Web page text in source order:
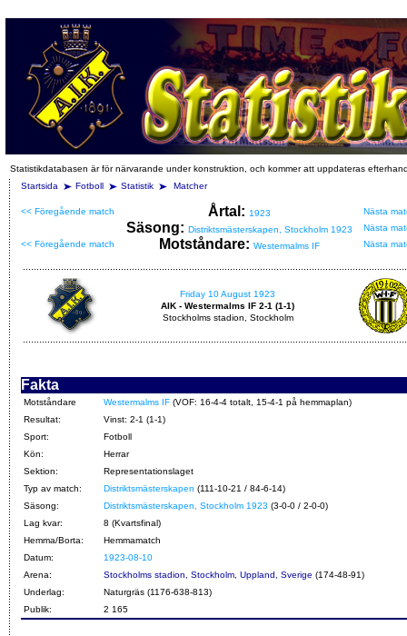
Statistikdatabasen är för närvarande under konstruktion, och kommer att uppdateras
Startsida
Fotboll Statistik Matcher
<< Föregående match Årtal: 1923 Nästa
Säsong: Distriktsmästerskapen, Stockholm 1923
Nästa
<< Föregående match
Motståndare: Westermalms IF Nästa
Friday 10 August 1923
AIK - Westermalms IF 2-1 (1-1)
Stockholms stadion, Stockholm
Fakta
Motståndare Westermalms IF (VOF: 16-4-4 totalt, 15-4-1 på hemmaplan)
Resultat:
Vinst: 2-1 (1-1)
Sport:
Fotboll
Kön:
Herrar
Sektion:
Representationslaget
Typ av match:
Distriktsmästerskapen (111-10-21 / 84-6-14)
Säsong:
Distriktsmästerskapen, Stockholm 1923 (3-0-0 / 2-0-0)
Lag kvar:
8 (Kvartsfinal)
Hemma/Borta:
Hemmamatch
Datum:
1923-08-10
Arena:
Stockholms stadion, Stockholm, Uppland, Sverige (174-48-91)
Underlag:
Naturgräs (1176-638-813)
Publik:
2 165